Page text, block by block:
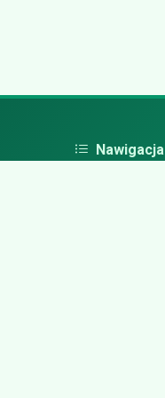
Nawigacja